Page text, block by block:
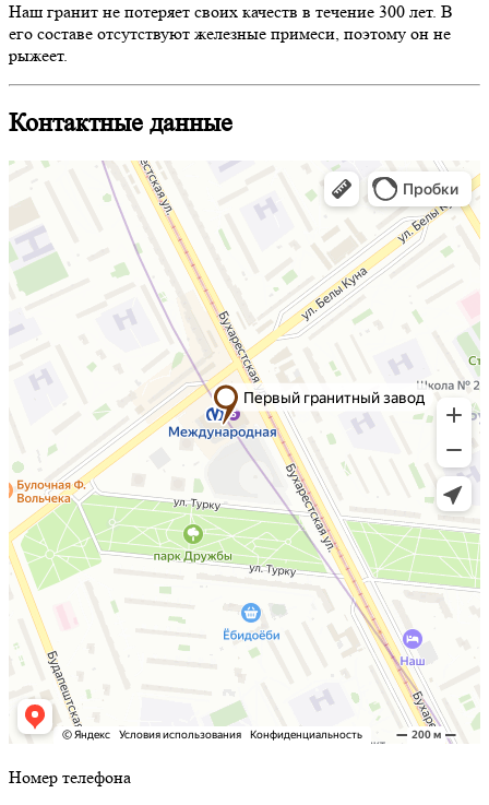
Наш гранит не потеряет своих качеств в течение 300 лет. В
его составе отсутствуют железные примеси, поэтому он не
рыжеет.
Контактные данные
Номер телефона